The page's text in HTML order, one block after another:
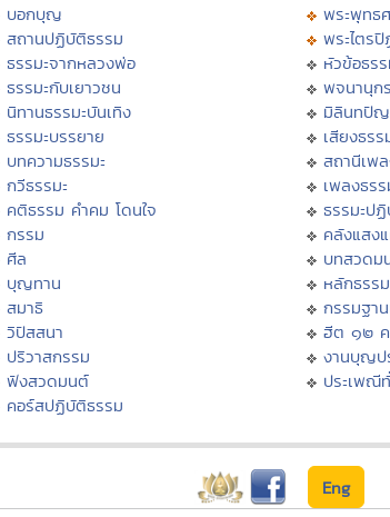
บอกบุญ
สถานปฏิบัติธรรม
ธรรมะจากหลวงพ่อ
ธรรมะกับเยาวชน
นิทานธรรมะบันเทิง
ธรรมะบรรยาย
บทความธรรมะ
กวีธรรมะ
คติธรรม คำคม โดนใจ
กรรม
ศีล
บุญทาน
สมาธิ
วิปัสสนา
ปริวาสกรรม
ฟังสวดมนต์
คอร์สปฏิบัติธรรม
พระพุทธ
พระไตร
หัวข้อธร
พจนานุก
มิลินทปั
เสียงธรร
สถานีเพ
เพลงธร
ธรรมะป
คลังแสง
บทสวดม
หลักธรร
กรรมฐา
ฮีต ๑๒
งานบุญป
ประเพณี
Eng